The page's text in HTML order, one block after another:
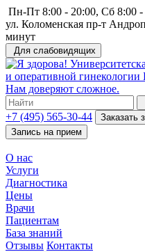
Пн-Пт 8:00 - 20:00, Сб 8:00
ул. Коломенская пр-т
минут
Для слабовидящих
и оперативной гинекологии
Нам доверяют сложное.
+7 (495) 565-30-44
Заказать
Запись на прием
О нас
Услуги
Диагностика
Цены
Врачи
Пациентам
База знаний
Отзывы Контакты